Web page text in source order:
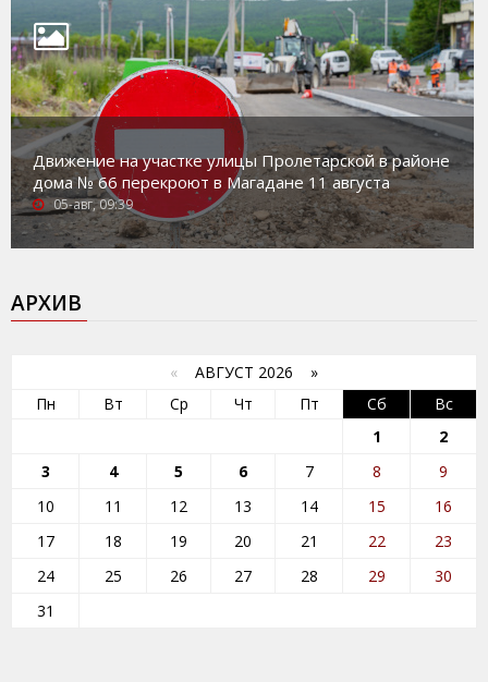
Движение на участке улицы Пролетарской в районе
дома № 66 перекроют в Магадане 11 августа
05-авг, 09:39
АРХИВ
« АВГУСТ 2026 »
Пн
Вт Ср Чт Пт Сб
Вс
1
2
3
4 5 6 7 8
9
10
11 12 13 14 15
16
17
18 19 20 21 22
23
24
25 26 27 28 29
30
31